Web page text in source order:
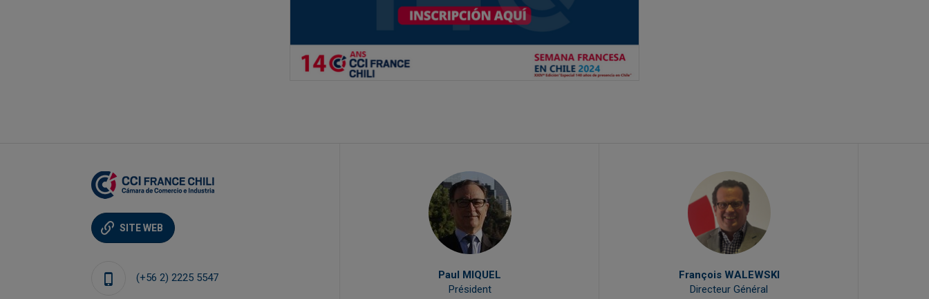
SITE WEB
(+56 2) 2225 5547
Alexis DUPUY
Paul MIQUEL
Président
François WALEWSKI
Directeur Général